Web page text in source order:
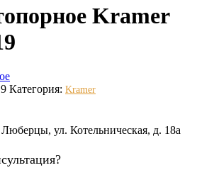
Kramer
Категория: Kramer
ул. Котельническая, д. 18а